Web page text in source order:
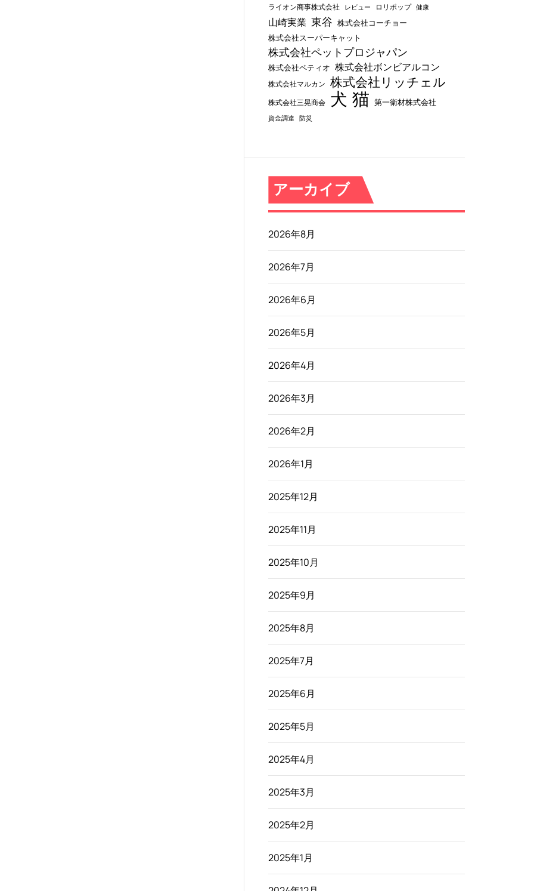
ライオン商事株式会社 レビュー ロリポップ 健康
山崎実業 東谷 株式会社コーチョー
株式会社スーパーキャット
株式会社ペットプロジャパン
株式会社ペティオ 株式会社ボンビアルコン
株式会社マルカン 株式会社リッチェル
株式会社三晃商会 犬 猫 第一衛材株式会社
資金調達 防災
アーカイブ
2026年8月
2026年7月
2026年6月
2026年5月
2026年4月
2026年3月
2026年2月
2026年1月
2025年12月
2025年11月
2025年10月
2025年9月
2025年8月
2025年7月
2025年6月
2025年5月
2025年4月
2025年3月
2025年2月
2025年1月